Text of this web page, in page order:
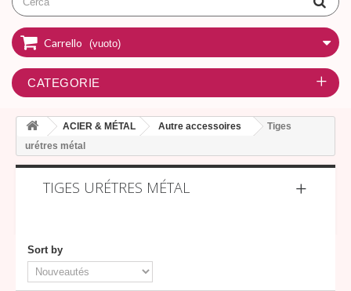
Carrello (vuoto)
CATEGORIE
ACIER & MÉTAL Autre accessoires
Tiges
urétres métal
TIGES URÉTRES MÉTAL
Sort by